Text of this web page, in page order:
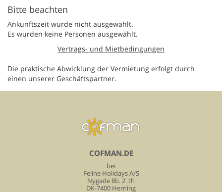
Bitte beachten
Ankunftszeit wurde nicht ausgewählt.
Es wurden keine Personen ausgewählt.
Vertrags- und Mietbedingungen
Die praktische Abwicklung der Vermietung erfolgt durch
einen unserer Geschäftspartner.
COFMAN.DE
bei
Feline Holidays A/S
Nygade 8b. 2. th
DK-7400 Herning